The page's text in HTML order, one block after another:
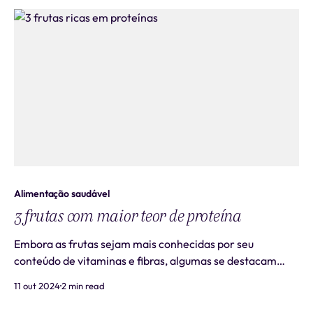
doenças cardíacas, mas pesquisas rec
Alimentação saudável
3 frutas com maior teor de proteína
Embora as frutas sejam mais conhecidas por seu
conteúdo de vitaminas e fibras, algumas se destacam
frutas surpreendentemente ricas em proteínas, apoiadas
11 out 20242 min read